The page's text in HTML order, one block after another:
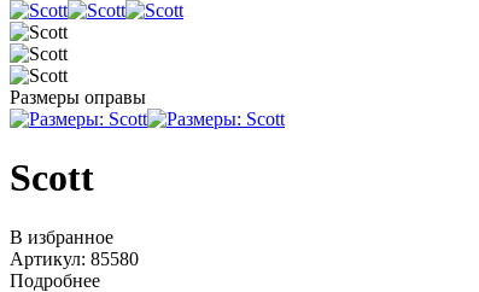
Размеры оправы
Scott
В избранное
Артикул: 85580
Подробнее